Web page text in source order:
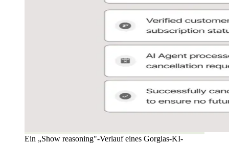
Ein „Show reasoning"-Verlauf eines Gorgias-KI-